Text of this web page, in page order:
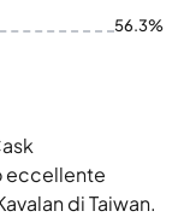
56.3%
eccellente
di Taiwan.